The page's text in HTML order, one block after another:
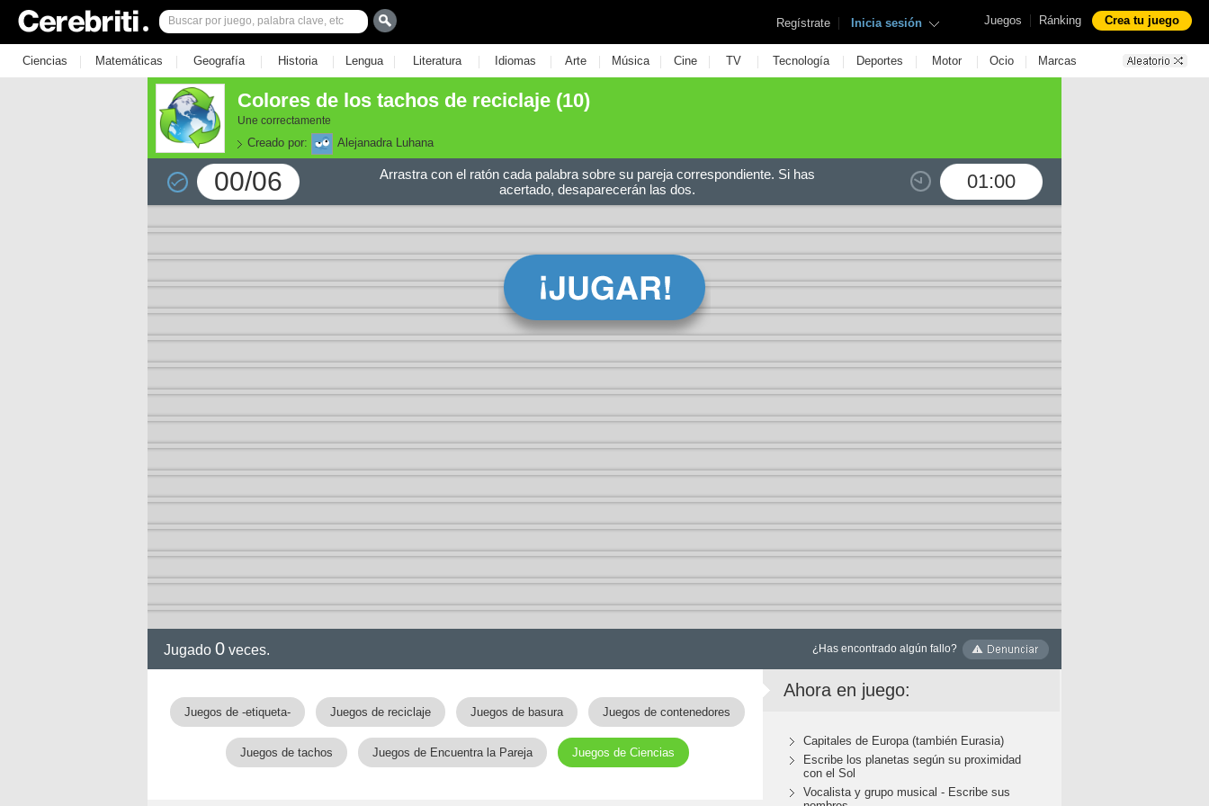
Juegos | Ránking Crea tu juego
Regístrate | Inicia sesión
Ciencias | Matemáticas | Geografía | Historia | Lengua | Literatura | Idiomas | Arte | Música | Cine | TV | Tecnología | Deportes | Motor | Ocio | Marcas
Colores de los tachos de reciclaje (10)
Une correctamente
Creado por: Alejanadra Luhana
00/06 01:00
Arrastra con el ratón cada palabra sobre su pareja correspondiente. Si has
acertado, desaparecerán las dos.
Jugado 0 veces. ¿Has encontrado algún fallo?
Juegos de -etiqueta- Juegos de reciclaje Juegos de basura Juegos de contenedores
Juegos de tachos Juegos de Encuentra la Pareja Juegos de Ciencias
Ahora en juego:
Capitales de Europa (también Eurasia)
Escribe los planetas según su proximidad
con el Sol
Vocalista y grupo musical - Escribe sus